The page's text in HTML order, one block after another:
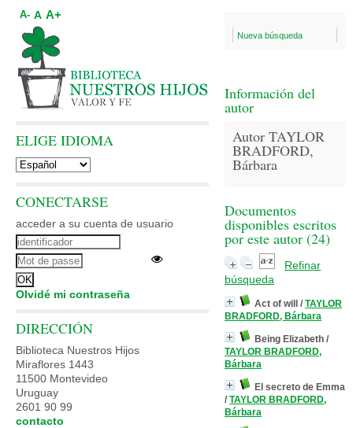
Nueva búsqueda
Información del
autor
Autor TAYLOR
BRADFORD,
Bárbara
Documentos
disponibles escritos
por este autor (24)
Refinar
búsqueda
Act of will / TAYLOR
BRADFORD, Bárbara
Being Elizabeth /
TAYLOR BRADFORD,
Bárbara
El secreto de Emma
/ TAYLOR BRADFORD,
Bárbara
A- A A+
ELIGE IDIOMA
CONECTARSE
acceder a su cuenta de usuario
Olvidé mi contraseña
DIRECCIÓN
Biblioteca Nuestros Hijos
Miraflores 1443
11500 Montevideo
Uruguay
2601 90 99
contacto